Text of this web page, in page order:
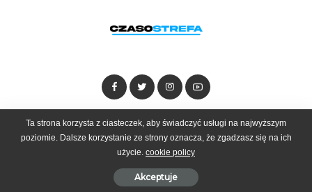
Dołącz do zespołu Kontakt Reklama
© 2025 Czasostrefa by Goobrand
Ta strona korzysta z ciasteczek, aby świadczyć usługi na najwyższym
poziomie. Dalsze korzystanie ze strony oznacza, że zgadzasz się na ich
użycie. cookie policy
Akceptuje